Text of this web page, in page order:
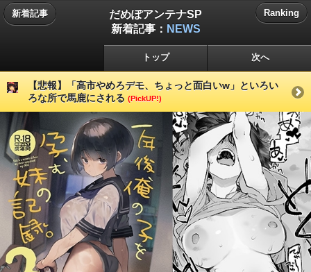
新着記事
だめぽアンテナSP
新着記事： NEWS
Ranking
トップ 次へ
【悲報】「高市やめろデモ、ちょっと面白いw」といろい
ろな所で馬鹿にされる (PickUP!)